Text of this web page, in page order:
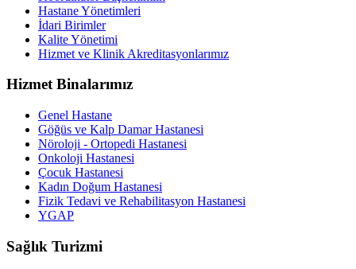
Hastane Yönetimleri
İdari Birimler
Kalite Yönetimi
Hizmet ve Klinik Akreditasyonlarımız
Hizmet Binalarımız
Genel Hastane
Göğüs ve Kalp Damar Hastanesi
Nöroloji - Ortopedi Hastanesi
Onkoloji Hastanesi
Çocuk Hastanesi
Kadın Doğum Hastanesi
Fizik Tedavi ve Rehabilitasyon Hastanesi
YGAP
Sağlık Turizmi